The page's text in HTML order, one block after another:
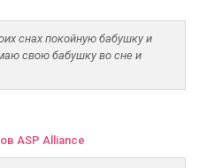
снах покойную бабушку и
свою бабушку во сне и
ASP Alliance